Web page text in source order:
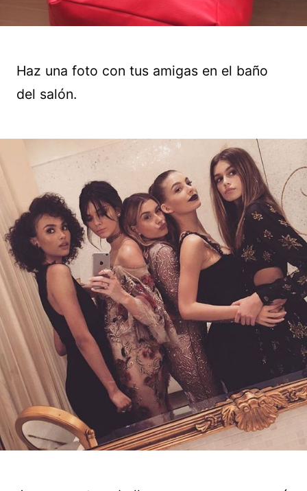
Haz una foto con tus amigas en el baño
del salón.